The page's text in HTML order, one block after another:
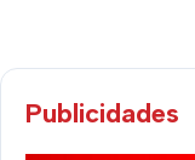
Publicidades